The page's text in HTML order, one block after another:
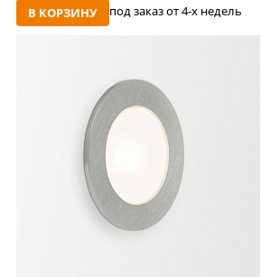
В КОРЗИНУ под заказ от 4-x недель